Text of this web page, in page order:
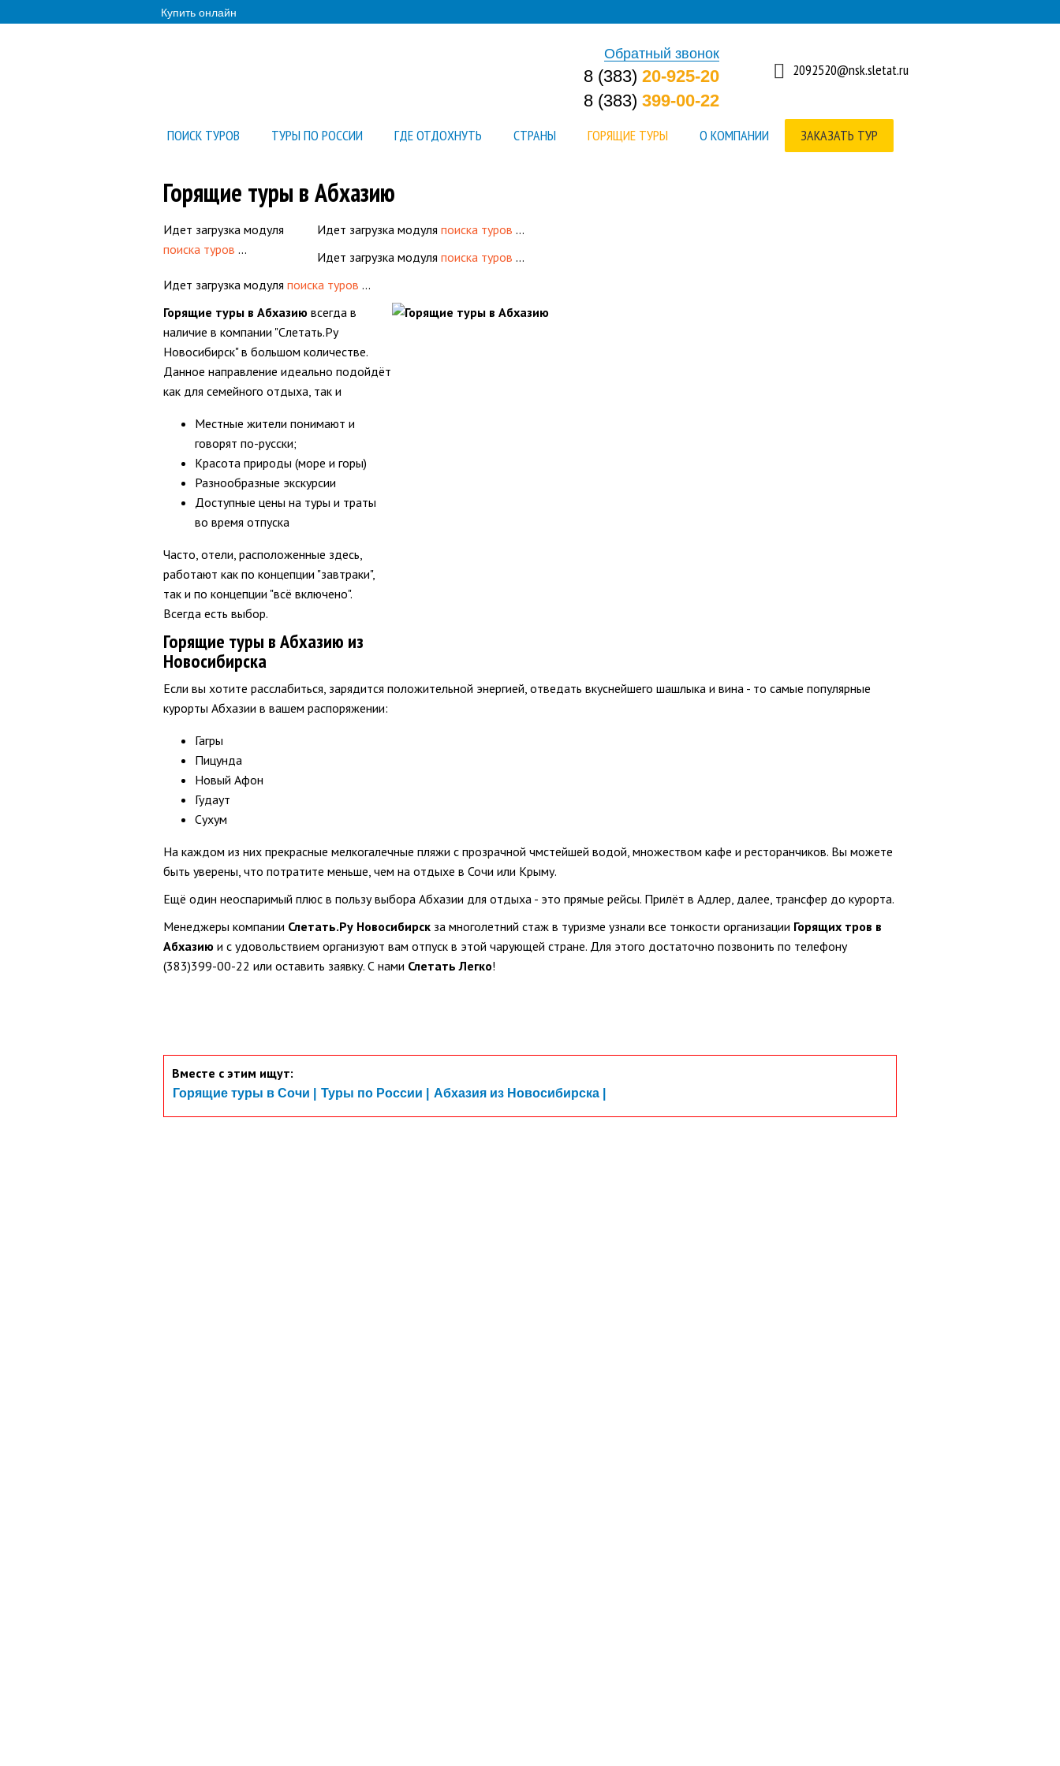
Купить онлайн
Обратный звонок
8 (383) 20-925-20
8 (383) 399-00-22
2092520@nsk.sletat.ru
ПОИСК ТУРОВ ТУРЫ ПО РОССИИ ГДЕ ОТДОХНУТЬ СТРАНЫ ГОРЯЩИЕ ТУРЫ О КОМПАНИИ ЗАКАЗАТЬ ТУР
Горящие туры в Абхазию
Идет загрузка модуля
поиска туров …
Идет загрузка модуля поиска туров …
Идет загрузка модуля поиска туров …
Идет загрузка модуля поиска туров …
Горящие туры в Абхазию всегда в
наличие в компании "Слетать.Ру
Новосибирск" в большом количестве.
Данное направление идеально подойдёт
как для семейного отдыха, так и
Местные жители понимают и
говорят по-русски;
Красота природы (море и горы)
Разнообразные экскурсии
Доступные цены на туры и траты
во время отпуска
Часто, отели, расположенные здесь,
работают как по концепции "завтраки",
так и по концепции "всё включено".
Всегда есть выбор.
Горящие туры в Абхазию из
Новосибирска
Если вы хотите расслабиться, зарядится положительной энергией, отведать вкуснейшего шашлыка и вина - то самые популярные
курорты Абхазии в вашем распоряжении:
Гагры
Пицунда
Новый Афон
Гудаут
Сухум
На каждом из них прекрасные мелкогалечные пляжи с прозрачной чмстейшей водой, множеством кафе и ресторанчиков. Вы можете
быть уверены, что потратите меньше, чем на отдыхе в Сочи или Крыму.
Ещё один неоспаримый плюс в пользу выбора Абхазии для отдыха - это прямые рейсы. Прилёт в Адлер, далее, трансфер до курорта.
Менеджеры компании Слетать.Ру Новосибирск за многолетний стаж в туризме узнали все тонкости организации Горящих тров в
Абхазию и с удовольствием организуют вам отпуск в этой чарующей стране. Для этого достаточно позвонить по телефону
(383)399-00-22 или оставить заявку. С нами Слетать Легко!
Вместе с этим ищут:
Горящие туры в Сочи | Туры по России | Абхазия из Новосибирска |